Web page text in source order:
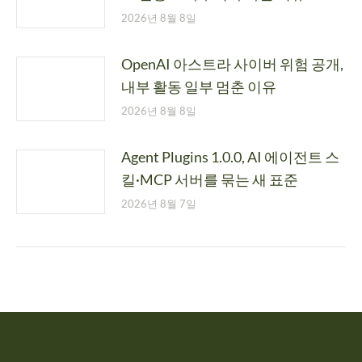
2026년 8월 8일
OpenAI 아스트라 사이버 위험 공개,
내부 활동 일부 멈춘 이유
2026년 8월 8일
Agent Plugins 1.0.0, AI 에이전트 스
킬·MCP 서버를 묶는 새 표준
2026년 8월 7일